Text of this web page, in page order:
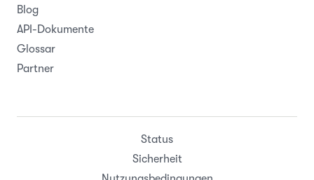
Blog
API-Dokumente
Glossar
Partner
Status
Sicherheit